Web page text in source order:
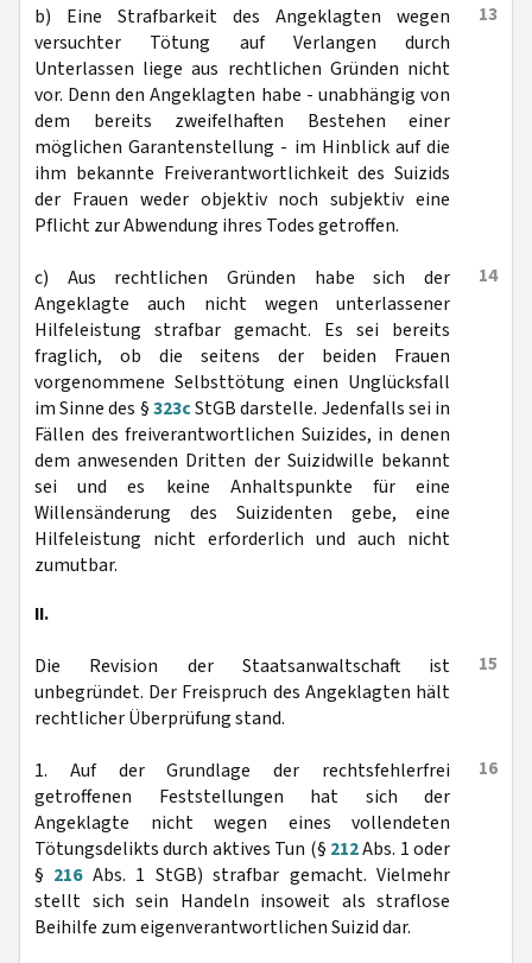
13
b) Eine Strafbarkeit des Angeklagten wegen
versuchter Tötung auf Verlangen durch
Unterlassen liege aus rechtlichen Gründen nicht
vor. Denn den Angeklagten habe - unabhängig von
dem bereits zweifelhaften Bestehen einer
möglichen Garantenstellung - im Hinblick auf die
ihm bekannte Freiverantwortlichkeit des Suizids
der Frauen weder objektiv noch subjektiv eine
Pflicht zur Abwendung ihres Todes getroffen.
14
c) Aus rechtlichen Gründen habe sich der
Angeklagte auch nicht wegen unterlassener
Hilfeleistung strafbar gemacht. Es sei bereits
fraglich, ob die seitens der beiden Frauen
vorgenommene Selbsttötung einen Unglücksfall
im Sinne des §323cStGB darstelle. Jedenfalls sei in
Fällen des freiverantwortlichen Suizides, in denen
dem anwesenden Dritten der Suizidwille bekannt
sei und es keine Anhaltspunkte für eine
Willensänderung des Suizidenten gebe, eine
Hilfeleistung nicht erforderlich und auch nicht
zumutbar.
II.
15
Die Revision der Staatsanwaltschaft ist
unbegründet. Der Freispruch des Angeklagten hält
rechtlicher Überprüfung stand.
16
1. Auf der Grundlage der rechtsfehlerfrei
getroffenen Feststellungen hat sich der
Angeklagte nicht wegen eines vollendeten
Tötungsdelikts durch aktives Tun (§ 212Abs. 1 oder
§ 216Abs. 1 StGB) strafbar gemacht. Vielmehr
stellt sich sein Handeln insoweit als straflose
Beihilfe zum eigenverantwortlichen Suizid dar.